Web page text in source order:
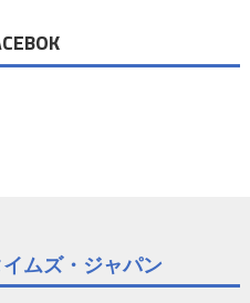
ムズ・ジャパン